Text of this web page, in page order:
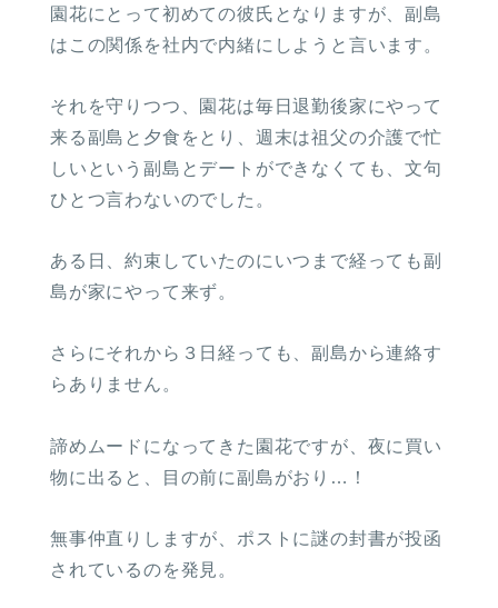
園花にとって初めての彼氏となりますが、副島
はこの関係を社内で内緒にしようと言います。
それを守りつつ、園花は毎日退勤後家にやって
来る副島と夕食をとり、週末は祖父の介護で忙
しいという副島とデートができなくても、文句
ひとつ言わないのでした。
ある日、約束していたのにいつまで経っても副
島が家にやって来ず。
さらにそれから３日経っても、副島から連絡す
らありません。
諦めムードになってきた園花ですが、夜に買い
物に出ると、目の前に副島がおり…！
無事仲直りしますが、ポストに謎の封書が投函
されているのを発見。